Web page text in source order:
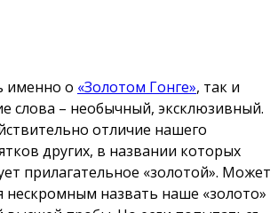
именно о «Золотом Гонге», так и
слова – необычный, эксклюзивный.
отличие нашего
других, в названии которых
прилагательное «золотой». Может
нескромным назвать наше «золото»